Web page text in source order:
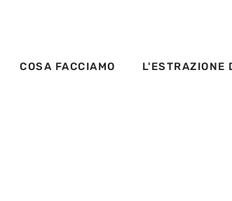
COSA FACCIAMO L'ESTRAZIONE